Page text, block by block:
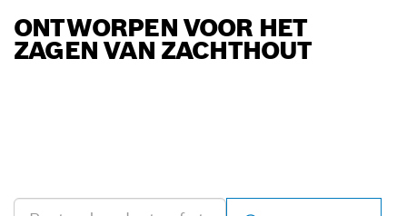
ONTWORPEN VOOR HET
ZAGEN VAN ZACHTHOUT